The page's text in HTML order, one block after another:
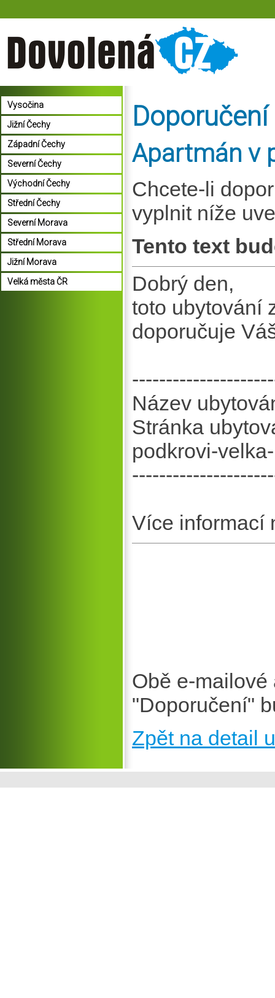
Apartmán v
Chcete-li
vyplnit níže
Tento text
Dobrý den,
toto ubytování
doporučuje
Název
Stránka
podkrovi-
Více informací
Obě e-
"Doporučení"
Zpět na detail
Vysočina
Jižní Čechy
Západní Čechy
Severní Čechy
Východní Čechy
Střední Čechy
Severní Morava
Střední Morava
Jižní Morava
Velká města ČR